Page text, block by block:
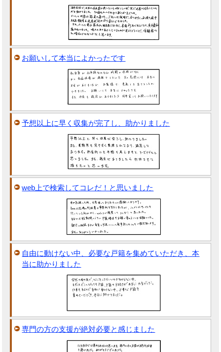
お願いして本当によかったです
予想以上に早く収集が完了し、助かりました
web上で検索してコレだ！と思いました
自由に動けない中、必要な戸籍を集めていただき、本
当に助かりました
専門の方の支援が絶対必要と感じました